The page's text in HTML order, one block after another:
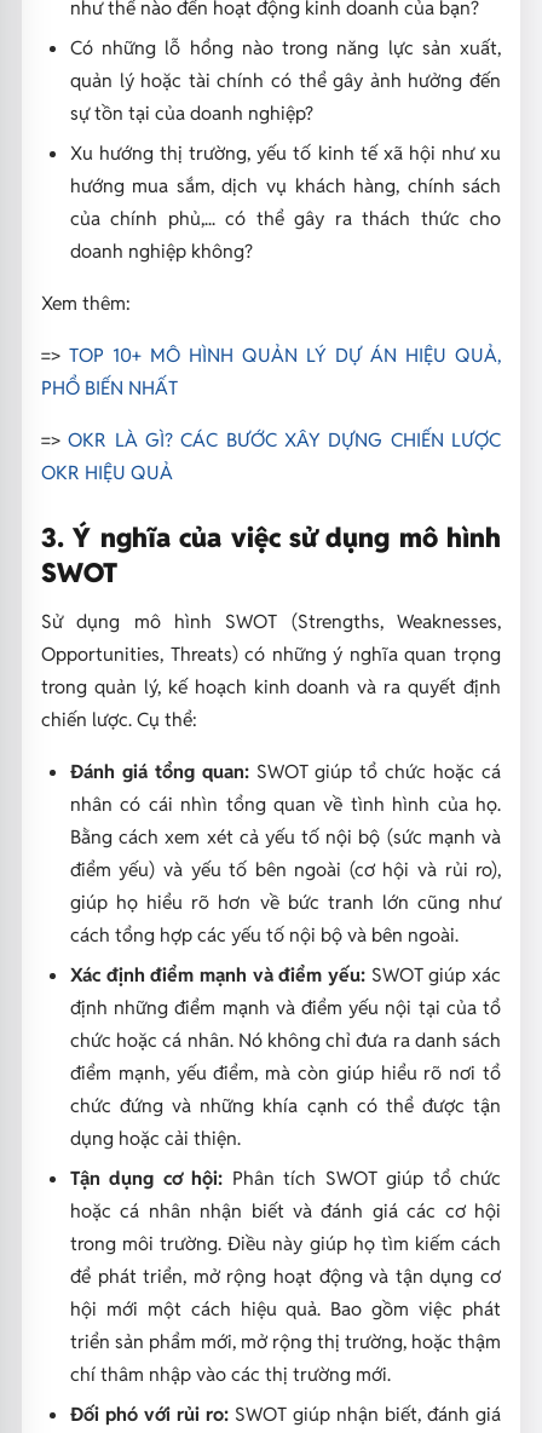
như thế nào đến hoạt động kinh doanh của bạn?
Có những lỗ hổng nào trong năng lực sản xuất,
quản lý hoặc tài chính có thể gây ảnh hưởng đến
sự tồn tại của doanh nghiệp?
Xu hướng thị trường, yếu tố kinh tế xã hội như xu
hướng mua sắm, dịch vụ khách hàng, chính sách
của chính phủ,... có thể gây ra thách thức cho
doanh nghiệp không?
Xem thêm:
=> TOP 10+ MÔ HÌNH QUẢN LÝ DỰ ÁN HIỆU QUẢ,
PHỔ BIẾN NHẤT
=>OKR LÀ GÌ? CÁC BƯỚC XÂY DỰNG CHIẾN LƯỢC
OKR HIỆU QUẢ
3. Ý nghĩa của việc sử dụng mô hình
SWOT
Sử dụng mô hình SWOT (Strengths, Weaknesses,
Opportunities, Threats) có những ý nghĩa quan trọng
trong quản lý, kế hoạch kinh doanh và ra quyết định
chiến lược. Cụ thể:
Đánh giá tổng quan: SWOT giúp tổ chức hoặc cá
nhân có cái nhìn tổng quan về tình hình của họ.
Bằng cách xem xét cả yếu tố nội bộ (sức mạnh và
điểm yếu) và yếu tố bên ngoài (cơ hội và rủi ro),
giúp họ hiểu rõ hơn về bức tranh lớn cũng như
cách tổng hợp các yếu tố nội bộ và bên ngoài.
Xác định điểm mạnh và điểm yếu: SWOT giúp xác
định những điểm mạnh và điểm yếu nội tại của tổ
chức hoặc cá nhân. Nó không chỉ đưa ra danh sách
điểm mạnh, yếu điểm, mà còn giúp hiểu rõ nơi tổ
chức đứng và những khía cạnh có thể được tận
dụng hoặc cải thiện.
Tận dụng cơ hội: Phân tích SWOT giúp tổ chức
hoặc cá nhân nhận biết và đánh giá các cơ hội
trong môi trường. Điều này giúp họ tìm kiếm cách
để phát triển, mở rộng hoạt động và tận dụng cơ
hội mới một cách hiệu quả. Bao gồm việc phát
triển sản phẩm mới, mở rộng thị trường, hoặc thậm
chí thâm nhập vào các thị trường mới.
Đối phó với rủi ro: SWOT giúp nhận biết, đánh giá